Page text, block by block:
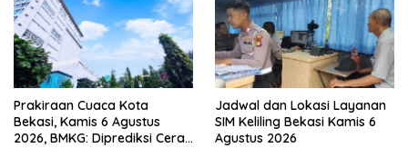
Prakiraan Cuaca Kota
Bekasi, Kamis 6 Agustus
2026, BMKG: Diprediksi Cerah
Jadwal dan Lokasi Layanan
SIM Keliling Bekasi Kamis 6
Agustus 2026